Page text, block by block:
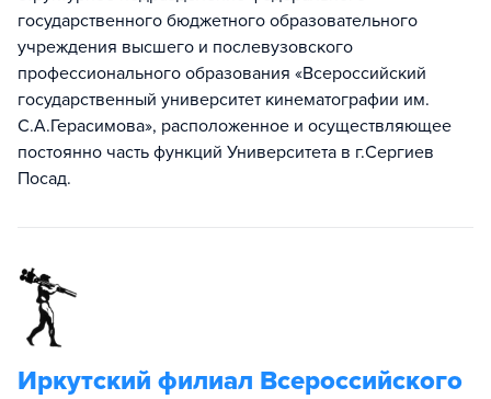
государственного бюджетного образовательного
учреждения высшего и послевузовского
профессионального образования «Всероссийский
государственный университет кинематографии им.
С.А.Герасимова», расположенное и осуществляющее
постоянно часть функций Университета в г.Сергиев
Посад.
Иркутский филиал Всероссийского